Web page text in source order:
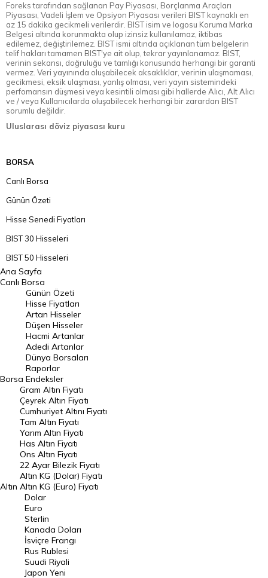
Foreks tarafından sağlanan Pay Piyasası, Borçlanma Araçları
Piyasası, Vadeli İşlem ve Opsiyon Piyasası verileri BIST kaynaklı en
az 15 dakika gecikmeli verilerdir. BIST isim ve logosu Koruma Marka
Belgesi altında korunmakta olup izinsiz kullanılamaz, iktibas
edilemez, değiştirilemez. BIST ismi altında açıklanan tüm belgelerin
telif hakları tamamen BIST'ye ait olup, tekrar yayınlanamaz. BIST,
verinin sekansı, doğruluğu ve tamlığı konusunda herhangi bir garanti
vermez. Veri yayınında oluşabilecek aksaklıklar, verinin ulaşmaması,
gecikmesi, eksik ulaşması, yanlış olması, veri yayın sistemindeki
perfomansın düşmesi veya kesintili olması gibi hallerde Alıcı, Alt Alıcı
ve / veya Kullanıcılarda oluşabilecek herhangi bir zarardan BIST
sorumlu değildir.
Uluslarası döviz piyasası kuru
BORSA
Canlı Borsa
Günün Özeti
Hisse Senedi Fiyatları
BIST 30 Hisseleri
BIST 50 Hisseleri
BIST 100 Hisseleri
En Çok Artan Hisseler
En Çok Düşen Hisseler
Hacmi Artanlar
Geçmiş Kapanışlar
Dünya Borsaları
Raporlar
Endeksler
DÖVİZ
Döviz Kuru
Dolar Kuru
Euro Kuru
Pound Kuru
Frank Kuru
Riyal Kuru
Avustralya Doları
Ana Sayfa
Canlı Borsa
Borsa
Günün Özeti
Hisse Fiyatları
Artan Hisseler
Düşen Hisseler
Hacmi Artanlar
Adedi Artanlar
Dünya Borsaları
Raporlar
Endeksler
Altın
Gram Altın Fiyatı
Çeyrek Altın Fiyatı
Cumhuriyet Altını Fiyatı
Tam Altın Fiyatı
Yarım Altın Fiyatı
Has Altın Fiyatı
Ons Altın Fiyatı
22 Ayar Bilezik Fiyatı
Altın KG (Dolar) Fiyatı
Altın KG (Euro) Fiyatı
Dolar
Euro
Sterlin
Kanada Doları
İsviçre Frangı
Rus Rublesi
Suudi Riyali
Japon Yeni